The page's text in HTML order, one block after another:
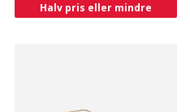
Halv pris eller mindre